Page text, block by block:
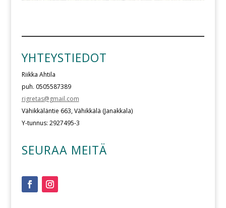
YHTEYSTIEDOT
Riikka Ahtila
puh. 0505587389
rigretas@gmail.com
Vähikkäläntie 663, Vähikkälä (Janakkala)
Y-tunnus: 2927495-3
SEURAA MEITÄ